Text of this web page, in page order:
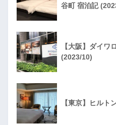
谷町 宿泊記
【大阪】ダイワ
(2023/10)
【東京】ヒルト